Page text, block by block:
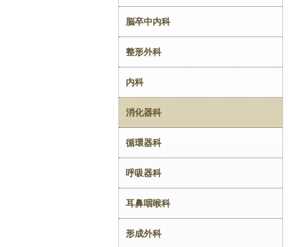
脳卒中内科
整形外科
内科
消化器科
循環器科
呼吸器科
耳鼻咽喉科
形成外科